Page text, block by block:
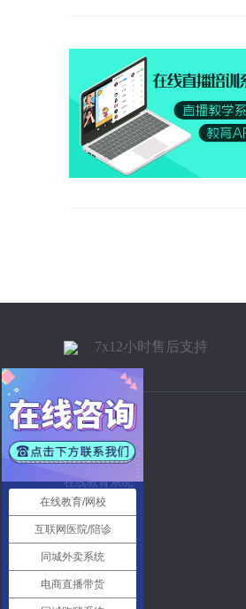
7x12小时售后支持
在线教育系统
知识付费系统
电商直播系统
多商户商城
同城o2o
在线教育/网校
互联网医院/陪诊
同城外卖系统
电商直播带货